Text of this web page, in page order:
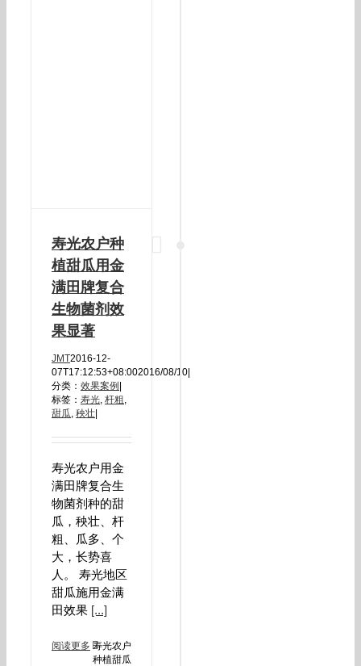
寿光农户种
植甜瓜用金
满田牌复合
生物菌剂效
果显著
JMT2016-12-
07T17:12:53+08:002016/08/10|
分类： 效果案例|
标签： 寿光 杆粗
甜瓜 秧壮|
寿光农户用金
满田牌复合生
物菌剂种的甜
瓜，秧壮、杆
粗、瓜多、个
大，长势喜
人。 寿光地区
甜瓜施用金满
田效果 [...]
阅读更多 寿光农户
种植甜瓜